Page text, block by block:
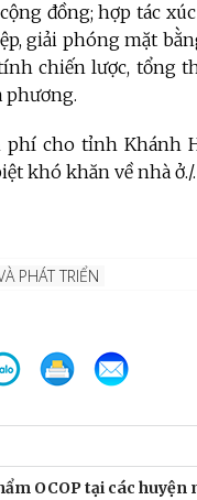
đồng; hợp tác
giải phóng mặt
chiến lược, tổng
phương.
cho tỉnh Khánh
khó khăn về nhà ở./.
PHÁT TRIỂN
OCOP tại các huyện